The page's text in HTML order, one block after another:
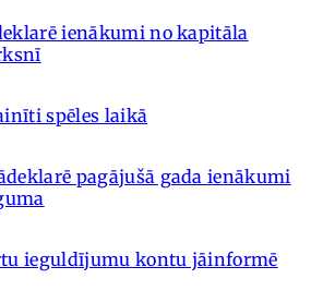
ienākumi no kapitāla
spēles laikā
pagājušā gada ienākumi
ieguldījumu kontu jāinformē